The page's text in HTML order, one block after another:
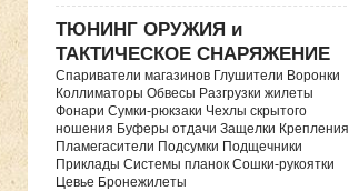
ТЮНИНГ ОРУЖИЯ и
ТАКТИЧЕСКОЕ СНАРЯЖЕНИЕ
Спариватели магазинов Глушители Воронки
Коллиматоры Обвесы Разгрузки жилеты
Фонари Сумки-рюкзаки Чехлы скрытого
ношения Буферы отдачи Защелки Крепления
Пламегасители Подсумки Подщечники
Приклады Системы планок Сошки-рукоятки
Цевье Бронежилеты